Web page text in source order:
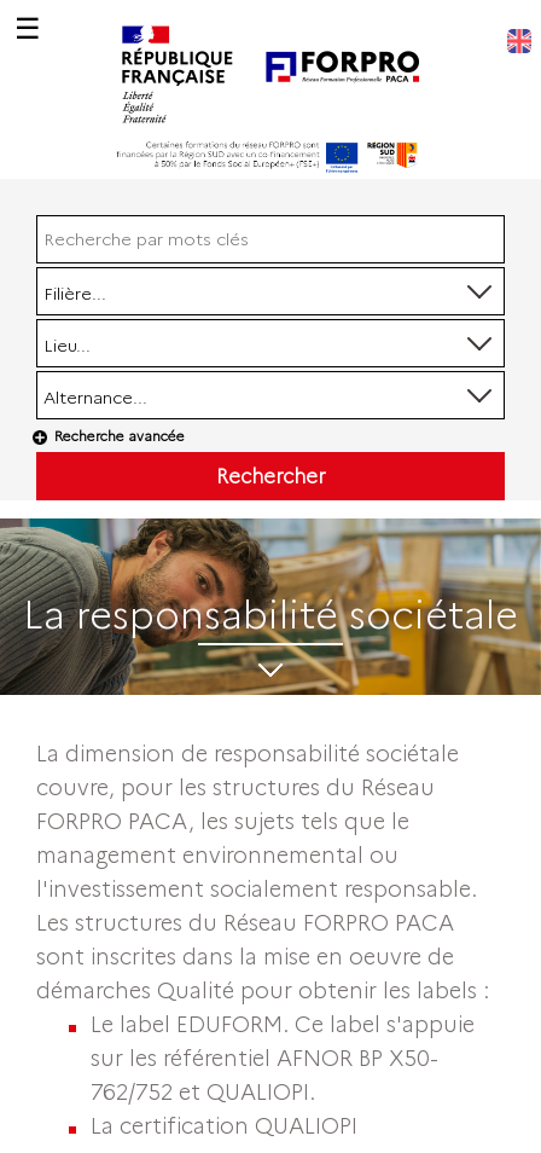
☰
Filière...
Lieu...
Alternance...
Recherche avancée
Rechercher
La responsabilité sociétale
La dimension de responsabilité sociétale
couvre, pour les structures du Réseau
FORPRO PACA, les sujets tels que le
management environnemental ou
l'investissement socialement responsable.
Les structures du Réseau FORPRO PACA
sont inscrites dans la mise en oeuvre de
démarches Qualité pour obtenir les labels :
Le label EDUFORM. Ce label s'appuie
sur les référentiel AFNOR BP X50-
762/752 et QUALIOPI.
La certification QUALIOPI